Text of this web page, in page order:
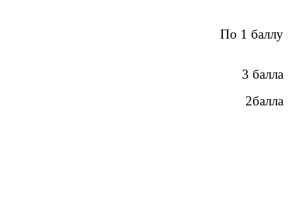
По 1 баллу
3 балла
2балла